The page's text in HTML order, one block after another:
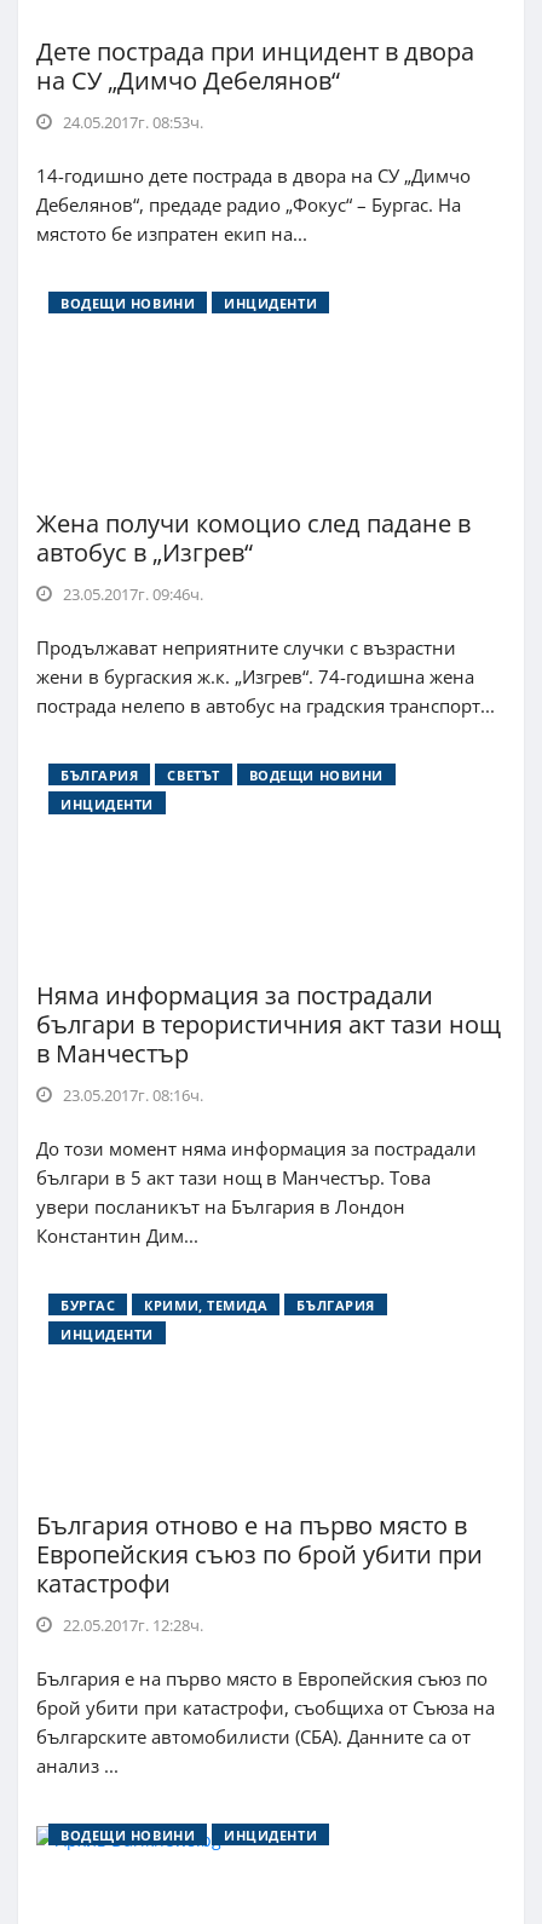
Дете пострада при инцидент в двора
на СУ „Димчо Дебелянов“
24.05.2017г. 08:53ч.
14-годишно дете пострада в двора на СУ „Димчо
Дебелянов“, предаде радио „Фокус“ – Бургас. На
мястото бе изпратен екип на...
ВОДЕЩИ НОВИНИ ИНЦИДЕНТИ
Жена получи комоцио след падане в
автобус в „Изгрев“
23.05.2017г. 09:46ч.
Продължават неприятните случки с възрастни
жени в бургаския ж.к. „Изгрев“. 74-годишна жена
пострада нелепо в автобус на градския транспорт...
БЪЛГАРИЯ СВЕТЪТ
ВОДЕЩИ НОВИНИ
ИНЦИДЕНТИ
Няма информация за пострадали
българи в терористичния акт тази нощ
в Манчестър
23.05.2017г. 08:16ч.
До този момент няма информация за пострадали
българи в 5 акт тази нощ в Манчестър. Това
увери посланикът на България в Лондон
Константин Дим...
БУРГАС КРИМИ, ТЕМИДА
БЪЛГАРИЯ
ИНЦИДЕНТИ
България отново е на първо място в
Европейския съюз по брой убити при
катастрофи
22.05.2017г. 12:28ч.
България е на първо място в Европейския съюз по
брой убити при катастрофи, съобщиха от Съюза на
българските автомобилисти (СБА). Данните са от
анализ ...
ВОДЕЩИ НОВИНИ ИНЦИДЕНТИ